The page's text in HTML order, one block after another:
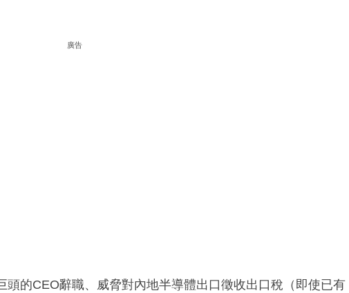
廣告
頭的CEO辭職、威脅對內地半導體出口徵收出口稅（即使已有